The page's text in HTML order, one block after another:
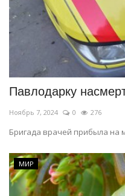
Павлодарку
Ноябрь 7, 2024 0 276
Бригада врачей прибыла на
МИР